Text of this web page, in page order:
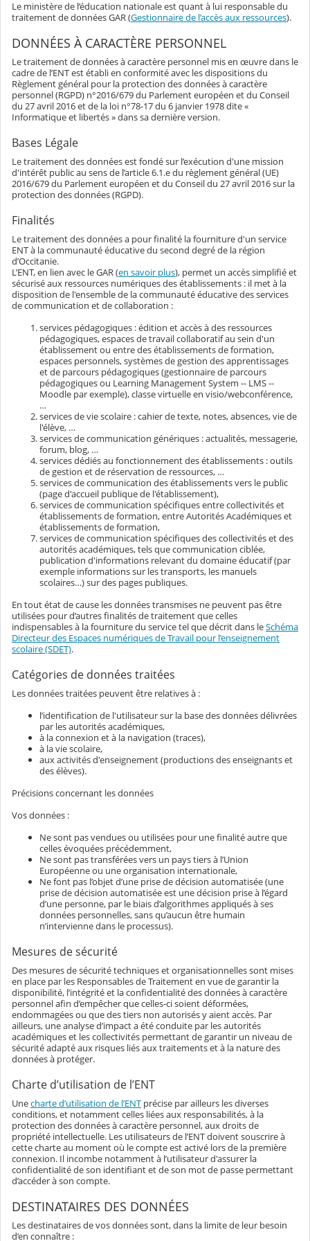
Le ministère de l’éducation nationale est quant à lui responsable du
traitement de données GAR (Gestionnaire de l’accès aux ressources).
DONNÉES À CARACTÈRE PERSONNEL
Le traitement de données à caractère personnel mis en œuvre dans le
cadre de l’ENT est établi en conformité avec les dispositions du
Règlement général pour la protection des données à caractère
personnel (RGPD) n°2016/679 du Parlement européen et du Conseil
du 27 avril 2016 et de la loi n°78-17 du 6 janvier 1978 dite «
Informatique et libertés » dans sa dernière version.
Bases Légale
Le traitement des données est fondé sur l’exécution d'une mission
d'intérêt public au sens de l’article 6.1.e du règlement général (UE)
2016/679 du Parlement européen et du Conseil du 27 avril 2016 sur la
protection des données (RGPD).
Finalités
Le traitement des données a pour finalité la fourniture d'un service
ENT à la communauté éducative du second degré de la région
d’Occitanie.
L’ENT, en lien avec le GAR (en savoir plus), permet un accès simplifié et
sécurisé aux ressources numériques des établissements : il met à la
disposition de l'ensemble de la communauté éducative des services
de communication et de collaboration :
services pédagogiques : édition et accès à des ressources
pédagogiques, espaces de travail collaboratif au sein d'un
établissement ou entre des établissements de formation,
espaces personnels, systèmes de gestion des apprentissages
et de parcours pédagogiques (gestionnaire de parcours
pédagogiques ou Learning Management System -- LMS --
Moodle par exemple), classe virtuelle en visio/webconférence,
…
services de vie scolaire : cahier de texte, notes, absences, vie de
l'élève, …
services de communication génériques : actualités, messagerie,
forum, blog, …
services dédiés au fonctionnement des établissements : outils
de gestion et de réservation de ressources, …
services de communication des établissements vers le public
(page d'accueil publique de l'établissement),
services de communication spécifiques entre collectivités et
établissements de formation, entre Autorités Académiques et
établissements de formation,
services de communication spécifiques des collectivités et des
autorités académiques, tels que communication ciblée,
publication d'informations relevant du domaine éducatif (par
exemple informations sur les transports, les manuels
scolaires…) sur des pages publiques.
En tout état de cause les données transmises ne peuvent pas être
utilisées pour d’autres finalités de traitement que celles
indispensables à la fourniture du service tel que décrit dans leSchéma
Directeur des Espaces numériques de Travail pour l’enseignement
scolaire (SDET).
Catégories de données traitées
Les données traitées peuvent être relatives à :
l’identification de l'utilisateur sur la base des données délivrées
par les autorités académiques,
à la connexion et à la navigation (traces),
à la vie scolaire,
aux activités d'enseignement (productions des enseignants et
des élèves).
Précisions concernant les données
Vos données :
Ne sont pas vendues ou utilisées pour une finalité autre que
celles évoquées précédemment,
Ne sont pas transférées vers un pays tiers à l’Union
Européenne ou une organisation internationale,
Ne font pas l’objet d’une prise de décision automatisée (une
prise de décision automatisée est une décision prise à l’égard
d’une personne, par le biais d’algorithmes appliqués à ses
données personnelles, sans qu’aucun être humain
n’intervienne dans le processus).
Mesures de sécurité
Des mesures de sécurité techniques et organisationnelles sont mises
en place par les Responsables de Traitement en vue de garantir la
disponibilité, l’intégrité et la confidentialité des données à caractère
personnel afin d’empêcher que celles-ci soient déformées,
endommagées ou que des tiers non autorisés y aient accès. Par
ailleurs, une analyse d’impact a été conduite par les autorités
académiques et les collectivités permettant de garantir un niveau de
sécurité adapté aux risques liés aux traitements et à la nature des
données à protéger.
Charte d’utilisation de l’ENT
Unecharte d’utilisation de l’ENT précise par ailleurs les diverses
conditions, et notamment celles liées aux responsabilités, à la
protection des données à caractère personnel, aux droits de
propriété intellectuelle. Les utilisateurs de l’ENT doivent souscrire à
cette charte au moment où le compte est activé lors de la première
connexion. Il incombe notamment à l’utilisateur d'assurer la
confidentialité de son identifiant et de son mot de passe permettant
d’accéder à son compte.
DESTINATAIRES DES DONNÉES
Les destinataires de vos données sont, dans la limite de leur besoin
d’en connaître :